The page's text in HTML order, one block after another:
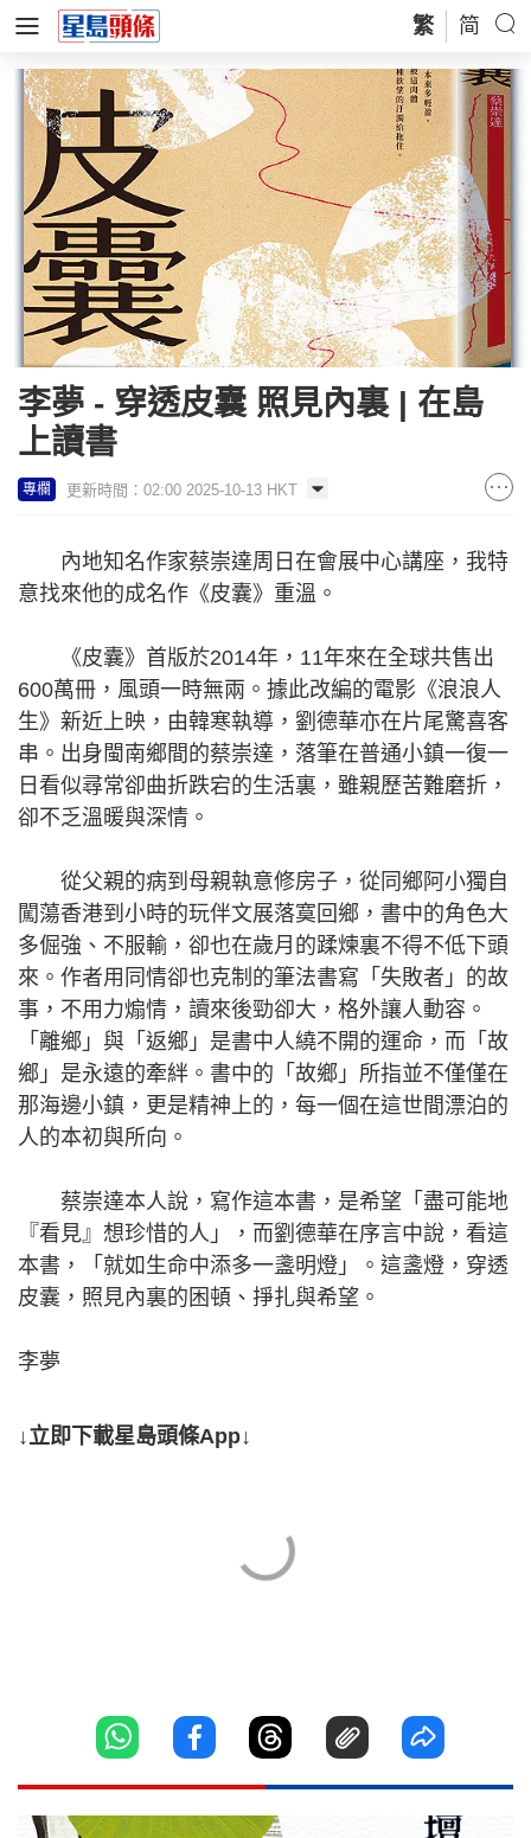
繁 简
李夢 - 穿透皮囊 照見內裏 | 在島
上讀書
專欄 更新時間：02:00 2025-10-13 HKT
內地知名作家蔡崇達周日在會展中心講座，我特
意找來他的成名作《皮囊》重溫。
《皮囊》首版於2014年，11年來在全球共售出
600萬冊，風頭一時無兩。據此改編的電影《浪浪人
生》新近上映，由韓寒執導，劉德華亦在片尾驚喜客
串。出身閩南鄉間的蔡崇達，落筆在普通小鎮一復一
日看似尋常卻曲折跌宕的生活裏，雖親歷苦難磨折，
卻不乏溫暖與深情。
從父親的病到母親執意修房子，從同鄉阿小獨自
闖蕩香港到小時的玩伴文展落寞回鄉，書中的角色大
多倔強、不服輸，卻也在歲月的蹂煉裏不得不低下頭
來。作者用同情卻也克制的筆法書寫「失敗者」的故
事，不用力煽情，讀來後勁卻大，格外讓人動容。
「離鄉」與「返鄉」是書中人繞不開的運命，而「故
鄉」是永遠的牽絆。書中的「故鄉」所指並不僅僅在
那海邊小鎮，更是精神上的，每一個在這世間漂泊的
人的本初與所向。
蔡崇達本人說，寫作這本書，是希望「盡可能地
『看見』想珍惜的人」，而劉德華在序言中說，看這
本書，「就如生命中添多一盞明燈」。這盞燈，穿透
皮囊，照見內裏的困頓、掙扎與希望。
李夢
↓立即下載星島頭條App↓